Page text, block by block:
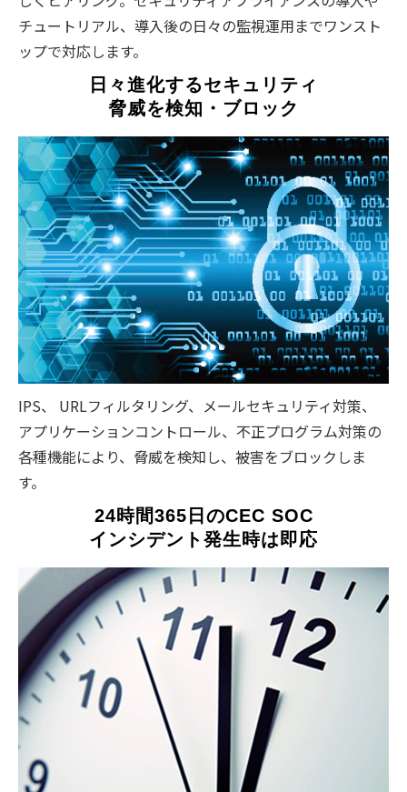
チュートリアル、導入後の日々の監視運用までワンスト
ップで対応します。
日々進化するセキュリティ
脅威を検知・ブロック
IPS、 URLフィルタリング、メールセキュリティ対策、
アプリケーションコントロール、不正プログラム対策の
各種機能により、脅威を検知し、被害をブロックしま
す。
24時間365日のCEC SOC
インシデント発生時は即応